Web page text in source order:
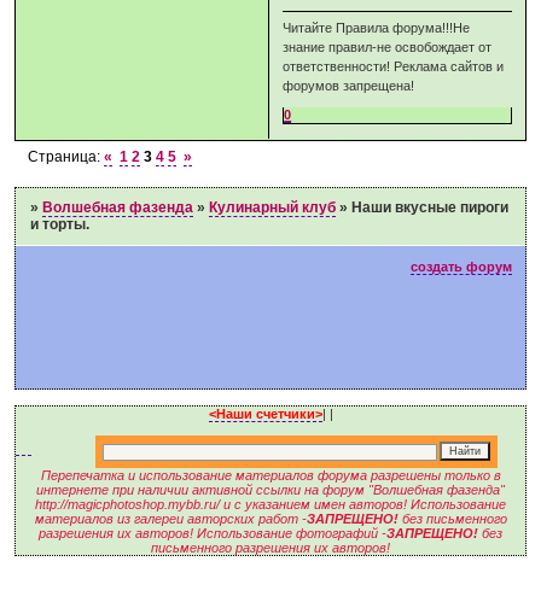
Читайте Правила форума!!!Не
знание правил-не освобождает от
ответственности! Реклама сайтов и
форумов запрещена!
0
Страница:« 1 2 3 4 5 »
» Волшебная фазенда » Кулинарный клуб » Наши вкусные пироги
и торты.
создать форум
<Наши счетчики>| |
Перепечатка и использование материалов форума разрешены только в
интернете при наличии активной ссылки на форум "Волшебная фазенда"
http://magicphotoshop.mybb.ru/ и с указанием имен авторов! Использование
материалов из галереи авторских работ -ЗАПРЕЩЕНО!без письменного
разрешения их авторов! Использование фотографий -ЗАПРЕЩЕНО! без
письменного разрешения их авторов!